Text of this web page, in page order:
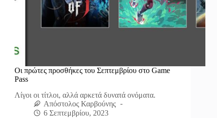
Οι πρώτες προσθήκες του Σεπτεμβρίου στο Game
Pass
Λίγοι οι τίτλοι, αλλά αρκετά δυνατά ονόματα.
Απόστολος Καρβούνης
6 Σεπτεμβρίου, 2023